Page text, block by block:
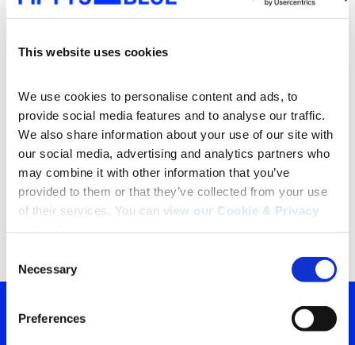
This website uses cookies
We use cookies to personalise content and ads, to
provide social media features and to analyse our traffic.
We also share information about your use of our site with
our social media, advertising and analytics partners who
may combine it with other information that you’ve
provided to them or that they’ve collected from your use
of their services. You can view our Cookie & Privacy
Selection
Necessary
Preferences
Cargo *
Desejo receber informações sobre tendências,
insights e eventos da IBOPE.
Estou de acordo com o
Termo de Consentimento
de Uso de Dados da IBOPE. *